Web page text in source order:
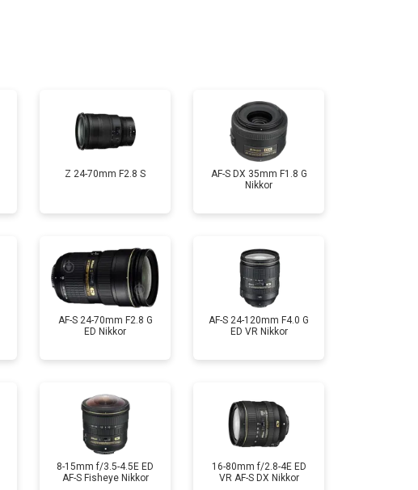
Z 24-70mm F2.8 S
AF-S DX 35mm F1.8 G
Nikkor
AF-S 24-70mm F2.8 G
ED Nikkor
AF-S 24-120mm F4.0 G
ED VR Nikkor
8-15mm f/3.5-4.5E ED
AF-S Fisheye Nikkor
16-80mm f/2.8-4E ED
VR AF-S DX Nikkor